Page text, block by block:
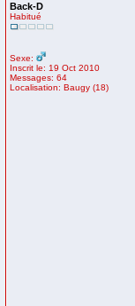
Back-D
Habitué
Sexe:
Inscrit le: 19 Oct 2010
Messages: 64
Localisation: Baugy (18)